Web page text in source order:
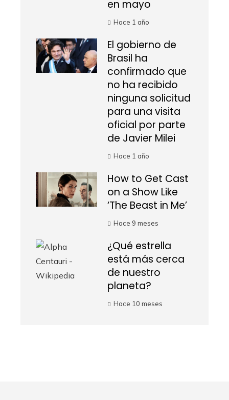
en mayo
Hace 1 año
El gobierno de
Brasil ha
confirmado que
no ha recibido
ninguna solicitud
para una visita
oficial por parte
de Javier Milei
Hace 1 año
How to Get Cast
on a Show Like
‘The Beast in Me’
Hace 9 meses
¿Qué estrella
está más cerca
de nuestro
planeta?
Hace 10 meses